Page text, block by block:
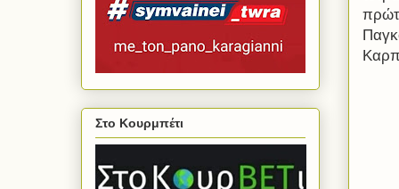
Στο Κουρμπέτι